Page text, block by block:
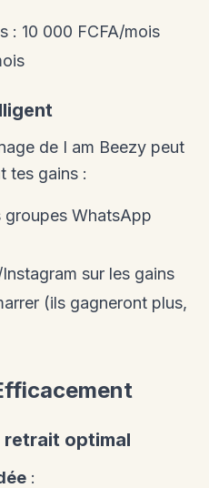
: 10 000 FCFA/mois
de I am Beezy peut
tes gains :
groupes WhatsApp
sur les gains
(ils gagneront plus,
retrait optimal
: